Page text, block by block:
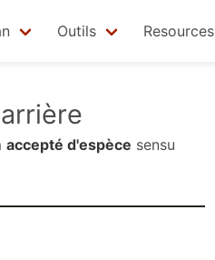
Outils Resources
accepté d'espèce sensu